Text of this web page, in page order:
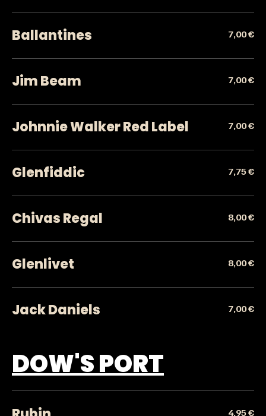
Ballantines 7,00 €
Jim Beam 7,00 €
Johnnie Walker Red Label 7,00 €
Glenfiddic 7,75 €
Chivas Regal 8,00 €
Glenlivet 8,00 €
Jack Daniels 7,00 €
DOW'S PORT
4,95 €